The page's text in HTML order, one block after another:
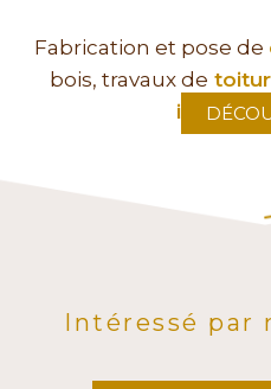
Fabrication et pose de
bois, travaux de
Intéressé par